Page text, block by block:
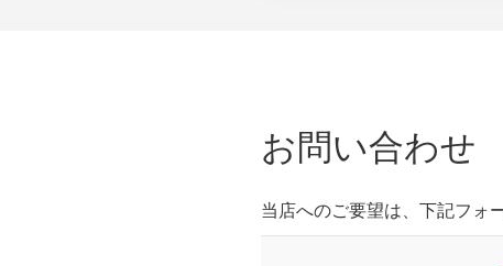
お問い合わせ
当店へのご要望は、下記フォ